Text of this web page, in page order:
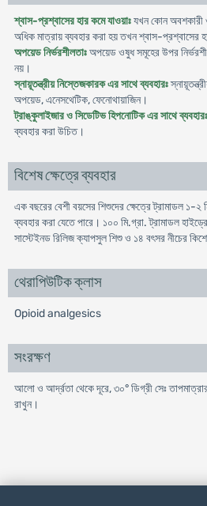
শ্বাস-প্রশ্বাসের হার কমে যাওয়াঃযখন কোন অবশকারী
অধিক মাত্রায় ব্যবহার করা হয় তখন শ্বাস-প্রশ্বাসের
অপয়েড নির্ভরশীলতাঃঅপয়েড ওষুধ সমূহের উপর
নয়।
স্নায়ূতন্ত্রীয় নিস্তেজকারক এর সাথে ব্যবহারঃ
অপয়েড, এনেসথেটিক, ফেনোথায়াজিন।
ট্রাঙ্কুলাইজার ও সিডেটিভ হিপনোটিক এর সাথে ব্যবহারঃ
ব্যবহার করা উচিত।
বিশেষ ক্ষেত্রে ব্যবহার
এক বছরের বেশী বয়সের শিশুদের ক্ষেত্রে ট্রামাডল ১-২
ব্যবহার করা যেতে পারে। ১০০ মি.গ্রা. ট্রামাডল
সাস্টেইনড রিলিজ ক্যাপসুল শিশু ও ১৪ বৎসর নীচের
থেরাপিউটিক ক্লাস
Opioid analgesics
সংরক্ষণ
আলো ও আর্দ্রতা থেকে দূরে, ৩০° ডিগ্রী সেঃ তাপমাত্রার
রাখুন।